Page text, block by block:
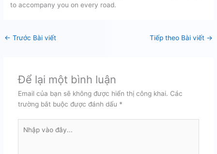
to accompany you on every road.
← Trước Bài viết Tiếp theo Bài viết →
Để lại một bình luận
Email của bạn sẽ không được hiển thị công khai. Các
trường bắt buộc được đánh dấu *
vào